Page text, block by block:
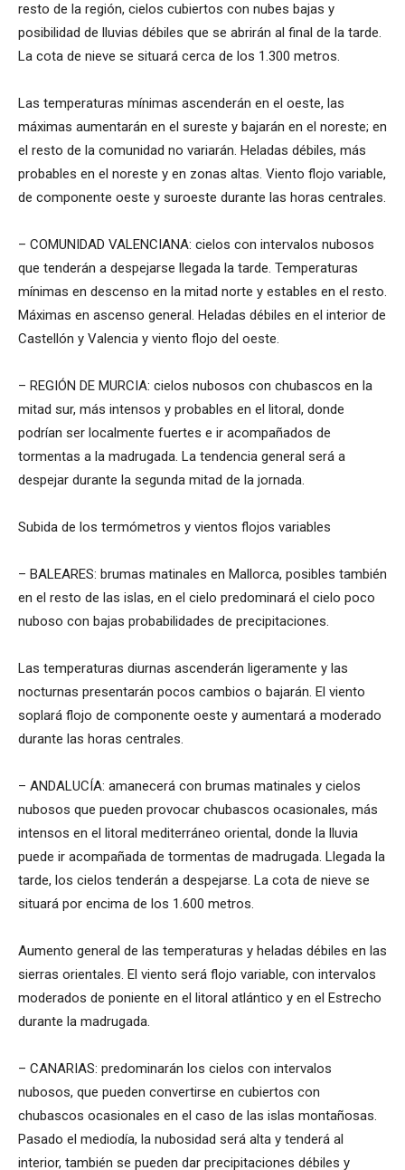
resto de la región, cielos cubiertos con nubes bajas y
posibilidad de lluvias débiles que se abrirán al final de la tarde.
La cota de nieve se situará cerca de los 1.300 metros.
Las temperaturas mínimas ascenderán en el oeste, las
máximas aumentarán en el sureste y bajarán en el noreste; en
el resto de la comunidad no variarán. Heladas débiles, más
probables en el noreste y en zonas altas. Viento flojo variable,
de componente oeste y suroeste durante las horas centrales.
– COMUNIDAD VALENCIANA: cielos con intervalos nubosos
que tenderán a despejarse llegada la tarde. Temperaturas
mínimas en descenso en la mitad norte y estables en el resto.
Máximas en ascenso general. Heladas débiles en el interior de
Castellón y Valencia y viento flojo del oeste.
– REGIÓN DE MURCIA: cielos nubosos con chubascos en la
mitad sur, más intensos y probables en el litoral, donde
podrían ser localmente fuertes e ir acompañados de
tormentas a la madrugada. La tendencia general será a
despejar durante la segunda mitad de la jornada.
Subida de los termómetros y vientos flojos variables
– BALEARES: brumas matinales en Mallorca, posibles también
en el resto de las islas, en el cielo predominará el cielo poco
nuboso con bajas probabilidades de precipitaciones.
Las temperaturas diurnas ascenderán ligeramente y las
nocturnas presentarán pocos cambios o bajarán. El viento
soplará flojo de componente oeste y aumentará a moderado
durante las horas centrales.
– ANDALUCÍA: amanecerá con brumas matinales y cielos
nubosos que pueden provocar chubascos ocasionales, más
intensos en el litoral mediterráneo oriental, donde la lluvia
puede ir acompañada de tormentas de madrugada. Llegada la
tarde, los cielos tenderán a despejarse. La cota de nieve se
situará por encima de los 1.600 metros.
Aumento general de las temperaturas y heladas débiles en las
sierras orientales. El viento será flojo variable, con intervalos
moderados de poniente en el litoral atlántico y en el Estrecho
durante la madrugada.
– CANARIAS: predominarán los cielos con intervalos
nubosos, que pueden convertirse en cubiertos con
chubascos ocasionales en el caso de las islas montañosas.
Pasado el mediodía, la nubosidad será alta y tenderá al
interior, también se pueden dar precipitaciones débiles y